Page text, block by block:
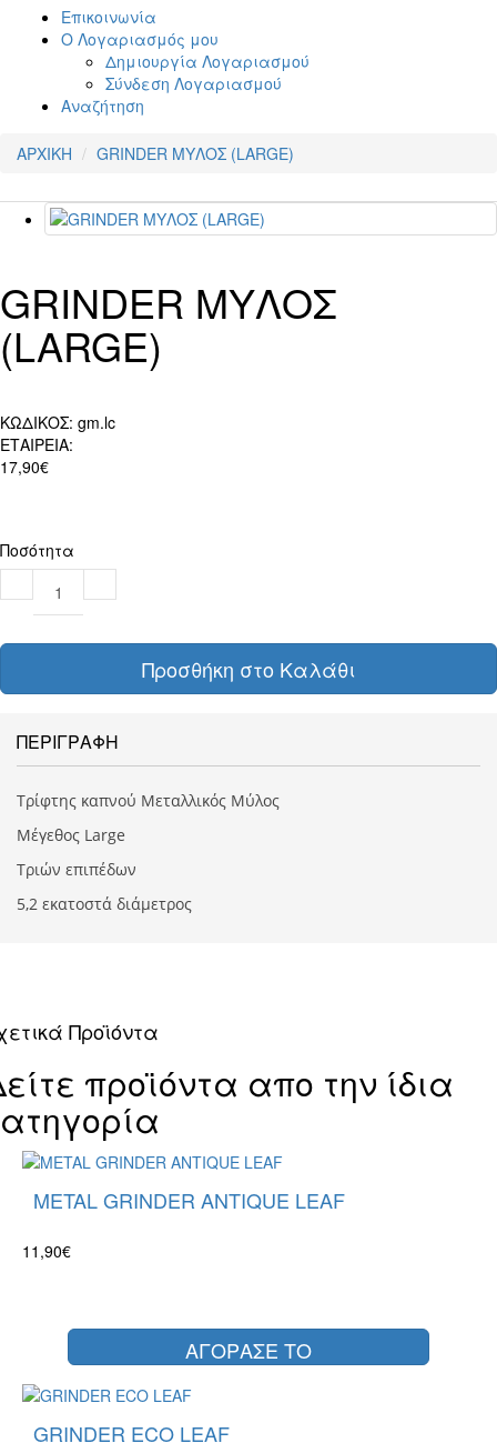
Επικοινωνία
Ο Λογαριασμός μου
Δημιουργία Λογαριασμού
Σύνδεση Λογαριασμού
Αναζήτηση
ΑΡΧΙΚΗ GRINDER ΜΥΛΟΣ (LARGE)
GRINDER ΜΥΛΟΣ
(LARGE)
ΚΩΔΙΚΟΣ: gm.lc
ΕΤΑΙΡΕΙΑ:
17,90€
Ποσότητα
Προσθήκη στο Καλάθι
ΠΕΡΙΓΡΑΦΗ
Τρίφτης καπνού Μεταλλικός Μύλος
Μέγεθος Large
Τριών επιπέδων
5,2 εκατοστά διάμετρος
Προϊόντα
προϊόντα απο την ίδια
METAL GRINDER ANTIQUE LEAF
11,90€
ΑΓΟΡΑΣΕ ΤΟ
GRINDER ECO LEAF